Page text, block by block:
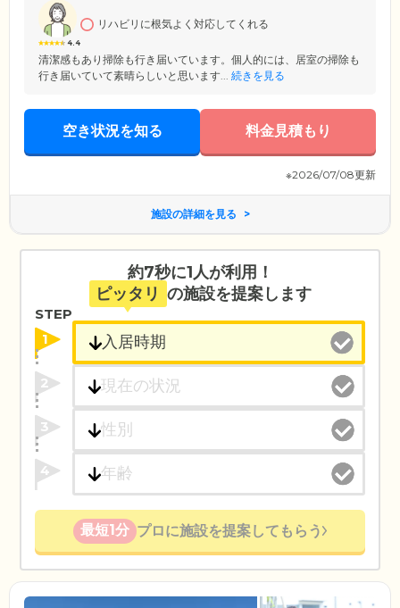
4.4
リハビリに根気よく対応してくれる
清潔感もあり掃除も行き届いています。個人的には、居室の掃除も
行き届いていて素晴らしいと思います... 続きを見る
空き状況を知る 料金見積もり
※2026/07/08更新
施設の詳細を見る
約7秒に1人が利用！
ピッタリ の施設を提案します
STEP
1
2
3
4
最短1分 プロに施設を提案してもらう